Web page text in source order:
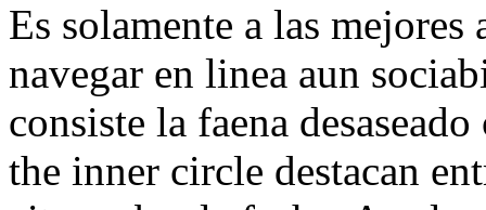
Es solamente a las
navegar en li­nea aun
consiste la faena
the inner circle destacan